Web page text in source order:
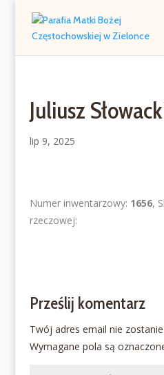
Juliusz
lip 9, 2025
Numer inwentarzowy: 1656,
rzeczowej:
Prześlij komentarz
Twój adres email nie
Wymagane pola są